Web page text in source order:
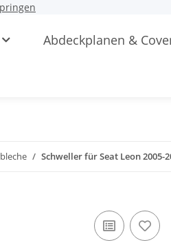
Abdeckplanen &
Schweller für Seat Leon 2005-